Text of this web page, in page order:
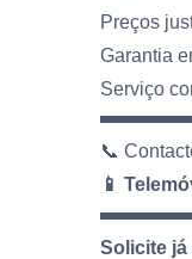
Preços
Garantia
Serviço
📞
📱
Solicite já